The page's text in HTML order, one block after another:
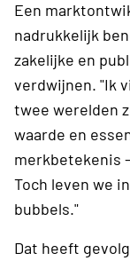
Een
nadrukkelijk
zakelijke en
verdwijnen. "Ik
twee werelden
waarde en
merkbetekenis
Toch leven we
bubbels."
Dat heeft